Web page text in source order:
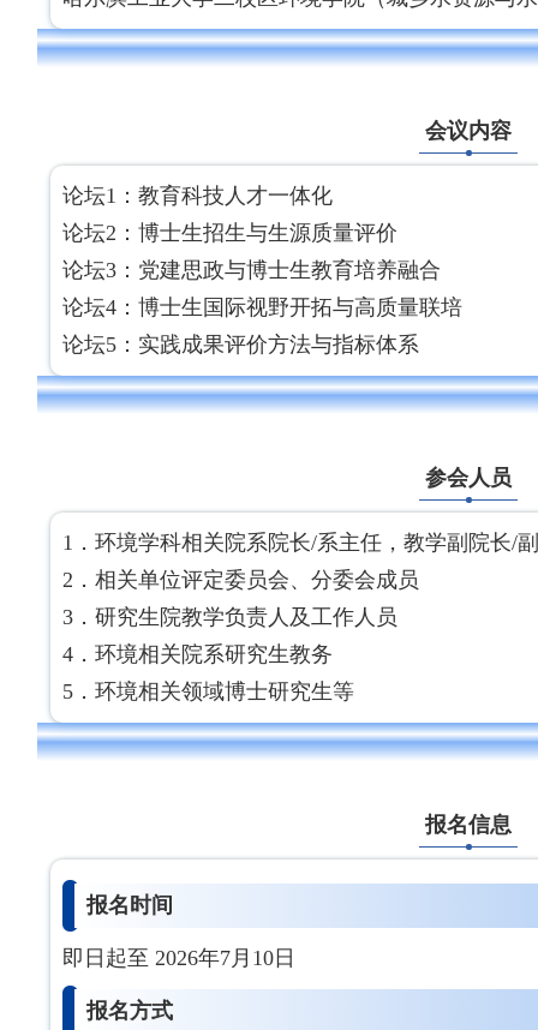
会议内容
论坛1：教育科技人才一体化
论坛2：博士生招生与生源质量评价
论坛3：党建思政与博士生教育培养融合
论坛4：博士生国际视野开拓与高质量联培
论坛5：实践成果评价方法与指标体系
参会人员
1．环境学科相关院系院长/系主任，教学副院长/
2．相关单位评定委员会、分委会成员
3．研究生院教学负责人及工作人员
4．环境相关院系研究生教务
5．环境相关领域博士研究生等
报名信息
报名时间
即日起至 2026年7月10日
报名方式